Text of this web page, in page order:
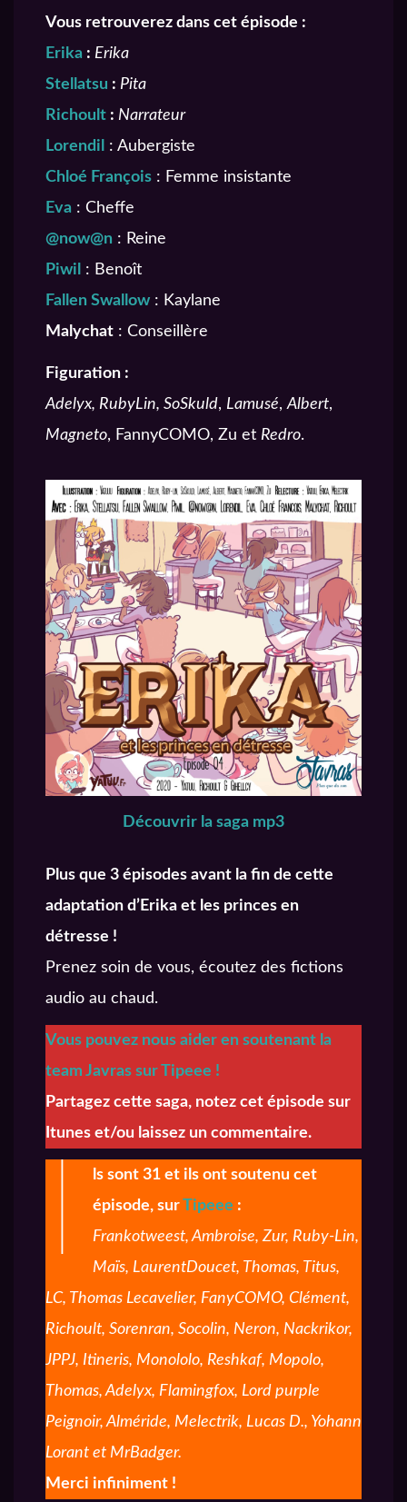
Vous retrouverez dans cet épisode :
Erika : Erika
Stellatsu : Pita
Richoult : Narrateur
Lorendil
: Aubergiste
Chloé François : Femme insistante
Eva : Cheffe
@now@n : Reine
Piwil
: Benoît
Fallen Swallow : Kaylane
Malychat : Conseillère
Figuration :
Adelyx, RubyLin, SoSkuld, Lamusé,Albert,
Magneto, FannyCOMO, Zu et Redro.
Découvrir la saga mp3
Plus que 3 épisodes avant la fin de cette
adaptation d’Erika et les princes en
détresse !
Prenez soin de vous, écoutez des fictions
audio au chaud.
Vous pouvez nous aider en soutenant la
team Javras sur Tipeee !
Partagez cette saga, notez cet épisode sur
Itunes et/ou laissez un commentaire.
ls sont 31 et ils ont soutenu cet
épisode, surTipeee :
Frankotweest, Ambroise, Zur, Ruby-Lin,
Maïs, LaurentDoucet, Thomas, Titus,
LC, Thomas Lecavelier, FanyCOMO, Clément,
Richoult, Sorenran, Socolin, Neron, Nackrikor,
JPPJ, Itineris, Monololo, Reshkaf, Mopolo,
Thomas, Adelyx, Flamingfox, Lord purple
Peignoir, Alméride, Melectrik, Lucas D., Yohann
Lorant et MrBadger.
Merci infiniment !